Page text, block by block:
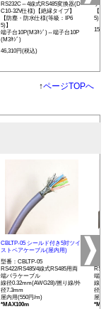
RS232C⇔4線式RS485変換器(D
C10-32V仕様)【絶縁タイプ】
【防塵・防水仕様(等級：IP6
5)】
端子台10P(M3ﾈｼﾞ)⇔端子台10P
(M3ﾈｼﾞ)
46,310円(税込)
ケ
【
5)】
↑ページTOPへ
CBLTP-05 シールド付き5対ツイ
ストペアケーブル(屋内用)
型番：CBLTP-05
RS422/RS485/4線式RS485用両
端バラケーブル
線径0.32mm(AWG28)/撚り線/外
径7.3mm
屋内用(550円/m)
*MAX100m
イ
端
線
径
屋